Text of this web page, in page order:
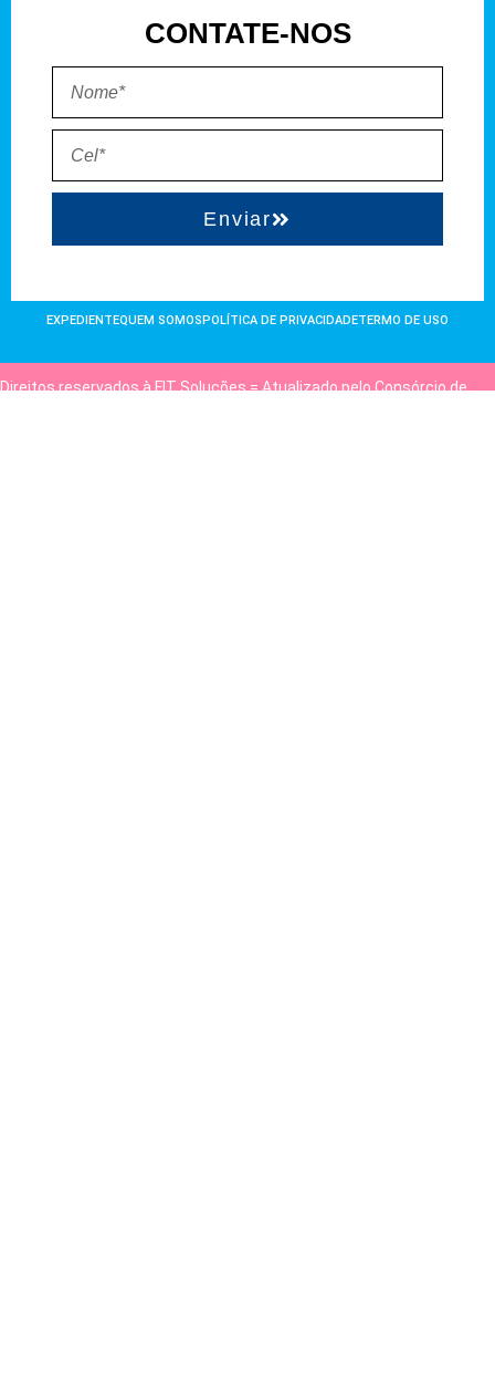
CONTATE-NOS
Enviar
EXPEDIENTEQUEM SOMOS POLÍTICA DE PRIVACIDADETERMO DE USO
Direitos reservados à FIT Soluções = Atualizado pelo Consórcio de